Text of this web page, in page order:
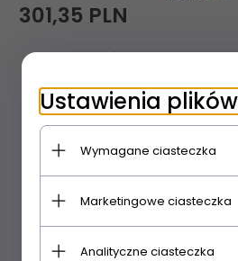
301,35 PLN
towar na zamówienie - czas
Ustawienia
Wymagane ciasteczka
Marketingowe ciasteczka
Analityczne ciasteczka